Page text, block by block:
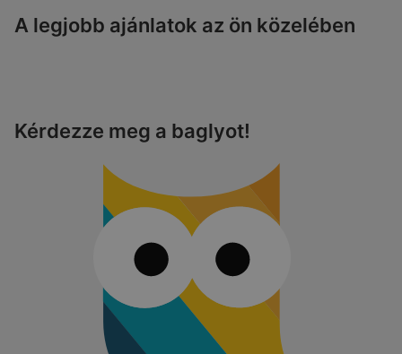
A legjobb ajánlatok az ön közelében
Kérdezze meg a baglyot!